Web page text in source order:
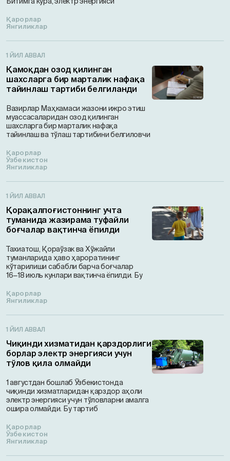
Қарорлар
Янгиликлар
1 ЙИЛ АВВАЛ
Қамоқдан озод қилинган
шахсларга бир марталик нафақа
тайинлаш тартиби белгиланди
Вазирлар Маҳкамаси жазони ижро этиш
муассасаларидан озод қилинган
шахсларга бир марталик нафақа
тайинлаш ва тўлаш тартибини белгиловчи
Қарорлар
Ўзбекистон
Янгиликлар
1 ЙИЛ АВВАЛ
Қорақалпоғистоннинг учта
туманида жазирама туфайли
боғчалар вақтинча ёпилди
Тахиатош, Қораўзак ва Хўжайли
туманларида ҳаво ҳароратининг
кўтарилиши сабабли барча боғчалар
16−18 июль кунлари вақтинча ёпилди. Бу
Қарорлар
Янгиликлар
1 ЙИЛ АВВАЛ
Чиқинди хизматидан қарздорлиги
борлар электр энергияси учун
тўлов қила олмайди
1 августдан бошлаб Ўзбекистонда
чиқинди хизматларидан қарздор аҳоли
электр энергияси учун тўловларни амалга
ошира олмайди. Бу тартиб
Қарорлар
Ўзбекистон
Янгиликлар